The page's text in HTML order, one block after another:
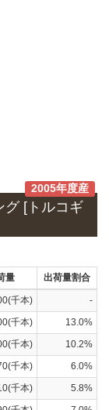
2005年度産
グ [トルコギ
量 出荷量割合
千本)
-
千本)
13.0%
千本)
10.2%
千本)
6.0%
千本)
5.8%